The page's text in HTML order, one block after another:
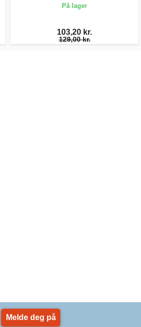
På lager
103,20 kr.
129,00 kr.
Melde deg på